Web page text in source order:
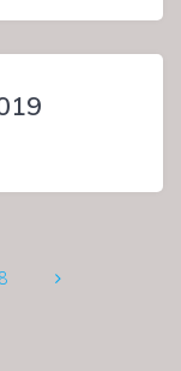
Página
8